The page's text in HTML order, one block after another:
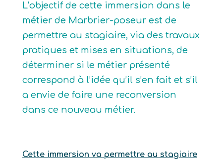
L’objectif de cette immersion dans le
métier de Marbrier-poseur est de
permettre au stagiaire, via des travaux
pratiques et mises en situations, de
déterminer si le métier présenté
correspond à l’idée qu’il s’en fait et s’il
a envie de faire une reconversion
dans ce nouveau métier.
Cette immersion va permettre au stagiaire